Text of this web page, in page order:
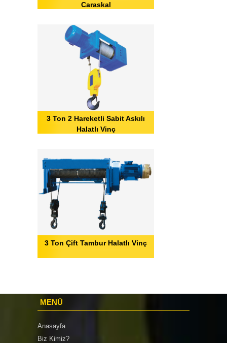
Caraskal
3 Ton 2 Hareketli Sabit Askılı
Halatlı Vinç
3 Ton Çift Tambur Halatlı Vinç
MENÜ
Anasayfa
Biz Kimiz?